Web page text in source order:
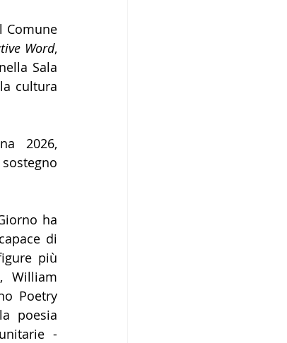
Comune
Word,
Sala
cultura
2026,
ha
di
più
William
Poetry
poesia
-